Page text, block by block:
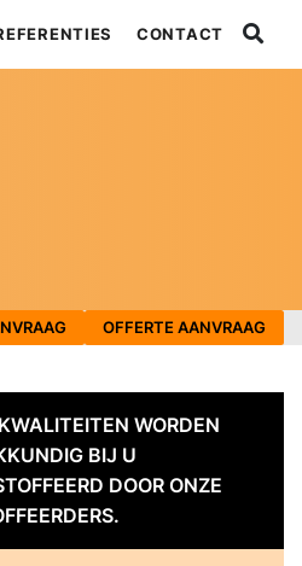
CONTACT
OFFERTE AANVRAAG
WORDEN
BIJ U
DOOR ONZE